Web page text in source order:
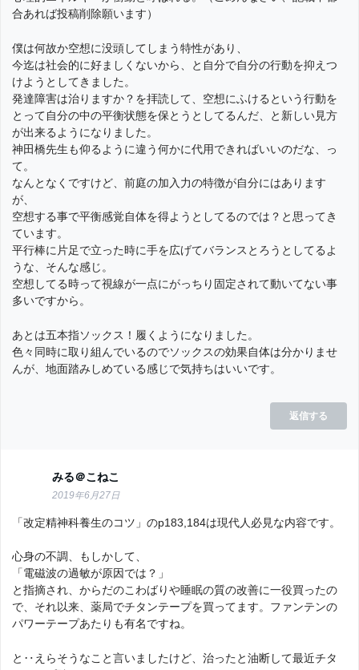
合あれば投稿削除願います）
僕は何故か空想に没頭してしまう特性があり、
今迄は社会的に好ましくないから、と自分で自分の行動を抑えつ
けようとしてきました。
発達障害は治りますか？を拝読して、空想にふけるという行動を
とって自分の中の平衡状態を保とうとしてるんだ、と新しい見方
が出来るようになりました。
神田橋先生も仰るように違う何かに代用できればいいのだな、っ
て。
なんとなくですけど、前庭の加入力の特徴が自分にはあります
が、
空想する事で平衡感覚自体を得ようとしてるのでは？と思ってき
ています。
平行棒に片足で立った時に手を広げてバランスとろうとしてるよ
うな、そんな感じ。
空想してる時って視線が一点にがっちり固定されて動いてない事
多いですから。
あとは五本指ソックス！履くようになりました。
色々同時に取り組んでいるのでソックスの効果自体は分かりませ
んが、地面踏みしめている感じで気持ちはいいです。
返信する
みる＠こねこ
2019年6月27日
「改定精神科養生のコツ」のp183,184は現代人必見な内容です。
心身の不調、もしかして、
「電磁波の過敏が原因では？」
と指摘され、からだのこわばりや睡眠の質の改善に一役買ったの
で、それ以来、薬局でチタンテープを買ってます。ファンテンの
パワーテープあたりも有名ですね。
と‥えらそうなこと言いましたけど、治ったと油断して最近チタ